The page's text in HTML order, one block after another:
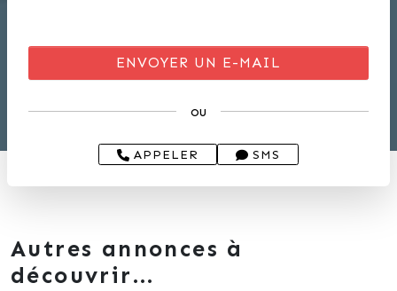
ou
APPELER SMS
Autres annonces à
découvrir...